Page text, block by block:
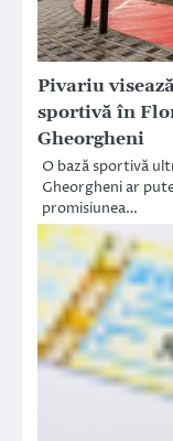
Pivariu
sportivă în
Gheorgheni
O bază sportivă
Gheorgheni ar
promisiunea…